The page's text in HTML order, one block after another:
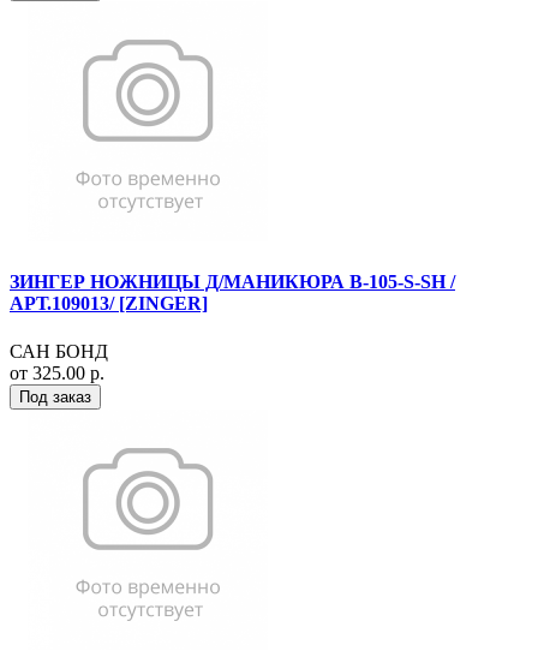
ЗИНГЕР НОЖНИЦЫ Д/МАНИКЮРА B-105-S-SH /
АРТ.109013/ [ZINGER]
САН БОНД
от 325.00 р.
Под заказ